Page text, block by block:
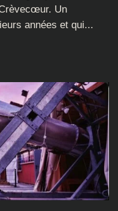
Un
années et qui...